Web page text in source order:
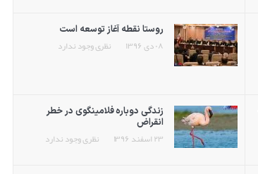
روستا نقطه آغاز توسعه است
۰۸ دی ۱۳۹۶ نظری وجود ندارد
زندگی دوباره فلامینگوی در خطر
انقراض
۲۳ اسفند ۱۳۹۶ نظری وجود ندارد